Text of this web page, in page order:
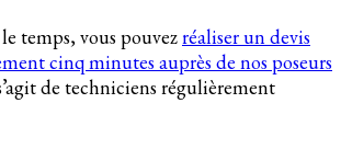
le temps, vous pouvezréaliser un devis
cinq minutes auprès de nos poseurs
de techniciens régulièrement